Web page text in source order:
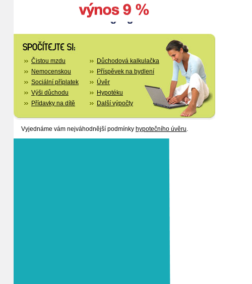
Čistou mzdu
Nemocenskou
Sociální příplatek
Výši důchodu
Přídavky na dítě
Důchodová kalkulačka
Příspěvek na bydlení
Úvěr
Hypotéku
Další výpočty
Vyjednáme vám nejváhodnější podmínky hypotečního úvěru.